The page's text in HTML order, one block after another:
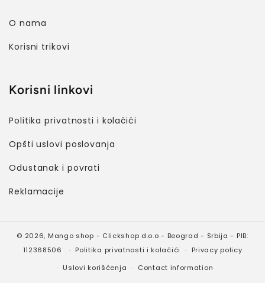
O nama
Korisni trikovi
Korisni linkovi
Politika privatnosti i kolačići
Opšti uslovi poslovanja
Odustanak i povrati
Reklamacije
© 2026, Mango shop - Clickshop d.o.o - Beograd - Srbija - PIB:
112368506
Politika privatnosti i kolačići
Privacy policy
Uslovi korišćenja
Contact information